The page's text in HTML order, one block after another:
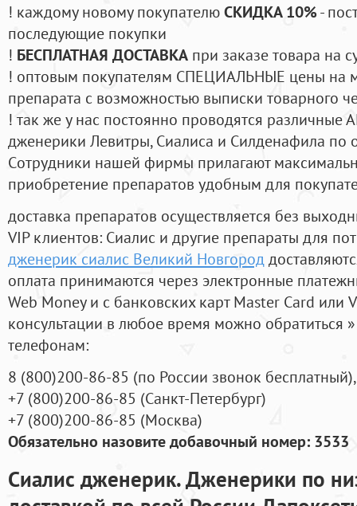
! каждому новому покупателюСКИДКА 10%-
последующие покупки
! БЕСПЛАТНАЯ ДОСТАВКА при заказе товара на
! оптовым покупателям СПЕЦИАЛЬНЫЕ цены на
препарата с возможностью выписки товарного
! так же у нас постоянно проводятся
дженерики Левитры, Сиалиса и Силденафила по
Cотрудники нашей фирмы прилагают
приобретение препаратов удобным для
доставка препаратов осуществляется без
VIP клиентов: Сиалис и другие препараты для
дженерик сиалис Великий Новгород
оплата принимаются через электронные
Web Money и с банковских карт Master Card или
консультации в любое время можно обратиться
телефонам:
8 (800)200-86-85 (по России звонок бесплатный),
+7 (800)200-86-85 (Санкт-Петербург)
+7 (800)200-86-85 (Москва)
Обязательно назовите добавочный номер: 3533
Сиалис дженерик. Дженерики по